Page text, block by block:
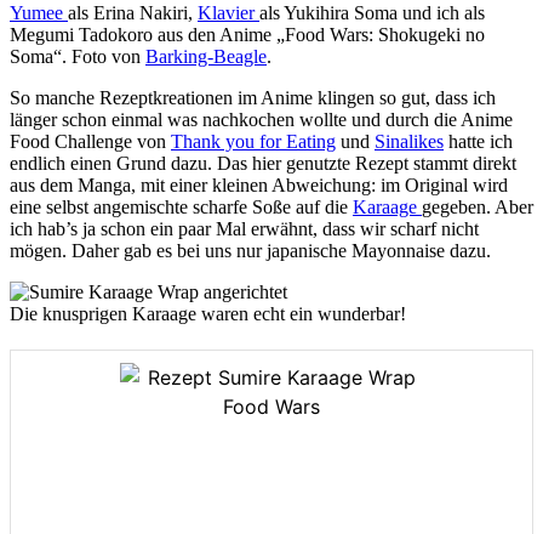
Yumee als Erina Nakiri, Klavierals Yukihira Soma und ich als
Megumi Tadokoro aus den Anime „Food Wars: Shokugeki no
Soma“. Foto von Barking-Beagle.
So manche Rezeptkreationen im Anime klingen so gut, dass ich
länger schon einmal was nachkochen wollte und durch die Anime
Food Challenge von Thank you for Eating und Sinalikes hatte ich
endlich einen Grund dazu. Das hier genutzte Rezept stammt direkt
aus dem Manga, mit einer kleinen Abweichung: im Original wird
eine selbst angemischte scharfe Soße auf die Karaage gegeben. Aber
ich hab’s ja schon ein paar Mal erwähnt, dass wir scharf nicht
mögen. Daher gab es bei uns nur japanische Mayonnaise dazu.
Die knusprigen Karaage waren echt ein wunderbar!